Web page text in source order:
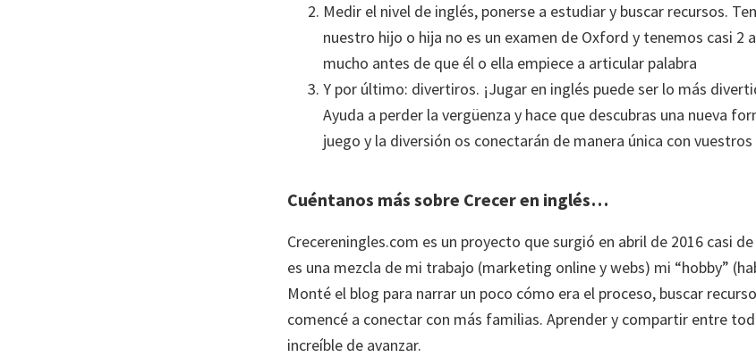
Medir el nivel de inglés, ponerse a estudiar y buscar recursos.
nuestro hijo o hija no es un examen de Oxford y tenemos casi 2
mucho antes de que él o ella empiece a articular palabra
Y por último: divertiros. ¡Jugar en inglés puede ser lo más
Ayuda a perder la vergüenza y hace que descubras una nueva
juego y la diversión os conectarán de manera única con
Cuéntanos más sobre Crecer en inglés…
Crecereningles.com es un proyecto que surgió en abril de 2016 casi
es una mezcla de mi trabajo (marketing online y webs) mi “hobby”
Monté el blog para narrar un poco cómo era el proceso, buscar
comencé a conectar con más familias. Aprender y compartir entre
increíble de avanzar.